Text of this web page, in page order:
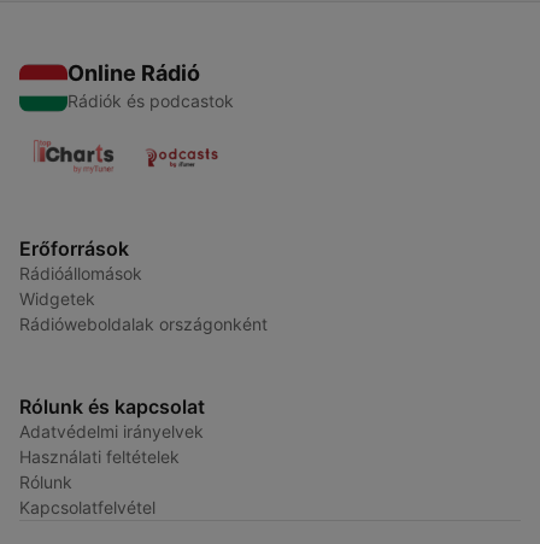
Online Rádió
Rádiók és podcastok
Erőforrások
Rádióállomások
Widgetek
Rádióweboldalak országonként
Rólunk és kapcsolat
Adatvédelmi irányelvek
Használati feltételek
Rólunk
Kapcsolatfelvétel